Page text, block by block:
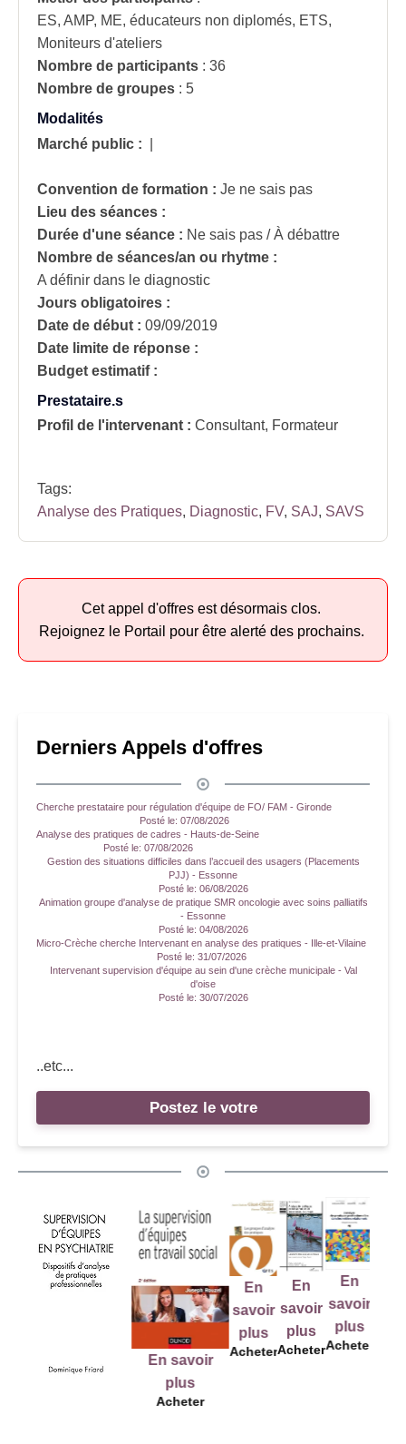
ES, AMP, ME, éducateurs non diplomés, ETS,
Moniteurs d'ateliers
Nombre de participants : 36
Nombre de groupes : 5
Modalités
Marché public :
Convention de formation : Je ne sais pas
Lieu des séances :
Durée d'une séance : Ne sais pas / À débattre
Nombre de séances/an ou rhytme :
A définir dans le diagnostic
Jours obligatoires :
Date de début : 09/09/2019
Date limite de réponse :
Budget estimatif :
Prestataire.s
Profil de l'intervenant : Consultant, Formateur
Tags:
Analyse des Pratiques, Diagnostic, FV, SAJ, SAVS
Cet appel d'offres est désormais clos.
Rejoignez le Portail pour être alerté des prochains.
Derniers Appels d'offres
Cherche prestataire pour régulation d'équipe de FO/ FAM - Gironde
Posté le: 07/08/2026
Analyse des pratiques de cadres - Hauts-de-Seine
Posté le: 07/08/2026
Gestion des situations difficiles dans l’accueil des usagers (Placements
PJJ) - Essonne
Posté le: 06/08/2026
Animation groupe d'analyse de pratique SMR oncologie avec soins palliatifs
- Essonne
Posté le: 04/08/2026
Micro-Crèche cherche Intervenant en analyse des pratiques - Ille-et-Vilaine
Posté le: 31/07/2026
Intervenant supervision d'équipe au sein d'une crèche municipale - Val
d'oise
Posté le: 30/07/2026
..etc...
Postez le votre
En savoir
Acheter
En
savoir
Acheter
En
savoir
plus
Acheter
En
savoir
plus
Acheter
En
savoir
plus
Acheter